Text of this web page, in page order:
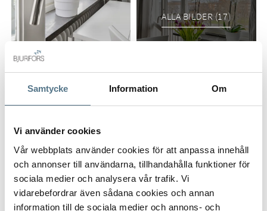
Samtycke Information Om
Vi använder cookies
Vår webbplats använder cookies för att anpassa innehåll
och annonser till användarna, tillhandahålla funktioner för
sociala medier och analysera vår trafik. Vi
vidarebefordrar även sådana cookies och annan
information till de sociala medier och annons- och
WC och handfat med kommod. Här finns allt du behöver i ett
stilrent och lättskött utförande. Här bor du med närhet till
service, kommunikationer och grönområden
Detta är ett perfekt boende för förstagångsköparen,
studenten eller som övernattningslägenhet.
ALLA BILDER (17)
PLANRITNING
VISA INNEHÅLL
FAKTA OM BOSTADEN
VISA INNEHÅLL